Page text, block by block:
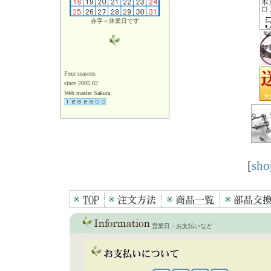
赤字＝休業日です
Four seasons
since 2005.02
Web master Sakura
[
営業日・お支払いなど